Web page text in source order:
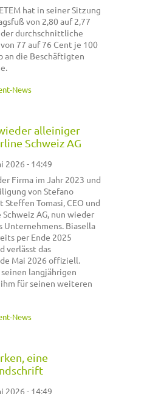
hat in seiner Sitzung
von 2,80 auf 2,77
durchschnittliche
77 auf 76 Cent je 100
an die Beschäftigten
News
alleiniger
Schweiz AG
2026 - 14:49
Firma im Jahr 2023 und
von Stefano
Steffen Tomasi, CEO und
AG, nun wieder
Unternehmens. Biasella
per Ende 2025
verlässt das
Mai 2026 offiziell.
langjährigen
für seinen weiteren
News
eine
2026 - 14:49